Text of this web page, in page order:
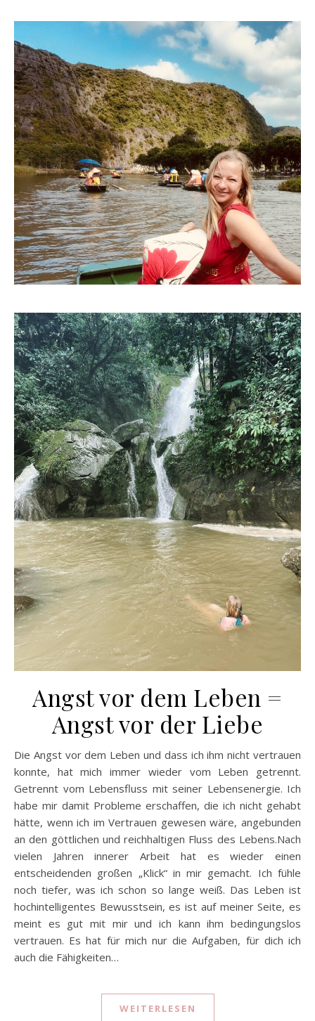
Angst vor dem Leben =
Angst vor der Liebe
Die Angst vor dem Leben und dass ich ihm nicht vertrauen
konnte, hat mich immer wieder vom Leben getrennt.
Getrennt vom Lebensfluss mit seiner Lebensenergie. Ich
habe mir damit Probleme erschaffen, die ich nicht gehabt
hätte, wenn ich im Vertrauen gewesen wäre, angebunden
an den göttlichen und reichhaltigen Fluss des Lebens.Nach
vielen Jahren innerer Arbeit hat es wieder einen
entscheidenden großen „Klick“ in mir gemacht. Ich fühle
noch tiefer, was ich schon so lange weiß. Das Leben ist
hochintelligentes Bewusstsein, es ist auf meiner Seite, es
meint es gut mit mir und ich kann ihm bedingungslos
vertrauen. Es hat für mich nur die Aufgaben, für dich ich
auch die Fähigkeiten…
WEITERLESEN